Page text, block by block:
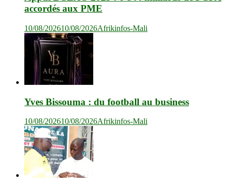
accordés aux PME
10/08/202610/08/2026Afrikinfos-Mali
Yves Bissouma : du football au business
10/08/202610/08/2026Afrikinfos-Mali